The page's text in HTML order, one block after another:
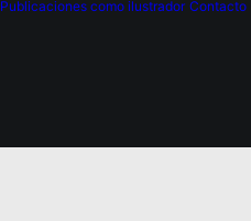
Publicaciones como ilustrador Contacto